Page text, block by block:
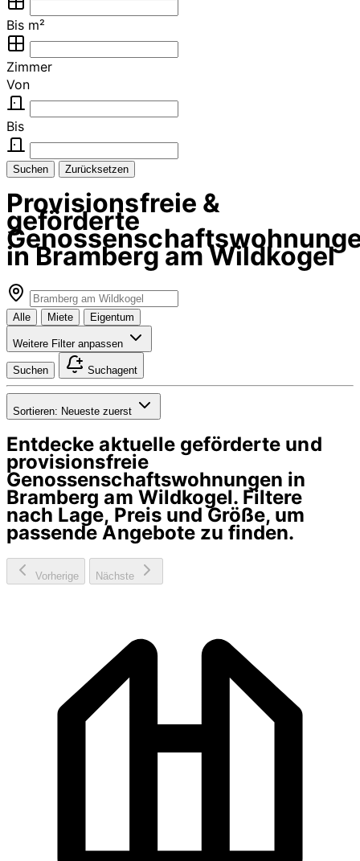
Bis m²
Zimmer
Von
Bis
Suchen Zurücksetzen
Provisionsfreie &
geförderte
in Bramberg am Wildkogel
Alle Miete Eigentum
Weitere Filter anpassen
Suchen Suchagent
Sortieren: Neueste zuerst
Entdecke aktuelle geförderte und
provisionsfreie
Genossenschaftswohnungen in
Bramberg am Wildkogel. Filtere
nach Lage, Preis und Größe, um
passende Angebote zu finden.
Vorherige Nächste